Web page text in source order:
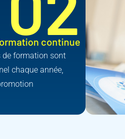
continue
de formation sont
chaque année,